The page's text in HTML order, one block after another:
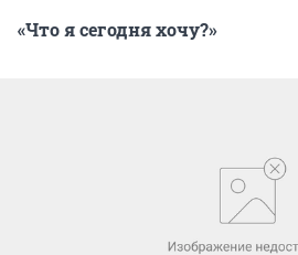
«Что я сегодня хочу?»